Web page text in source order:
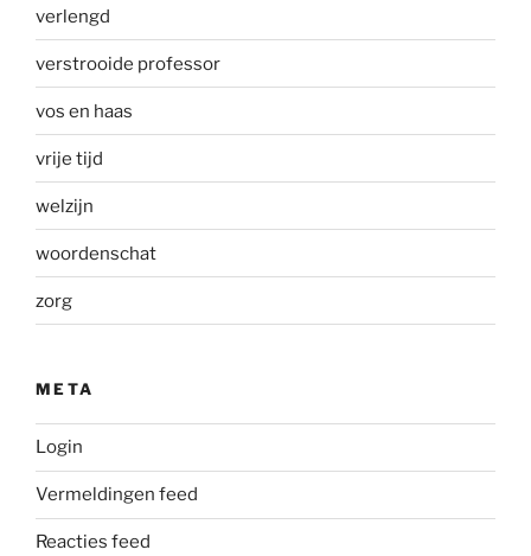
verlengd
verstrooide professor
vos en haas
vrije tijd
welzijn
woordenschat
zorg
META
Login
Vermeldingen feed
Reacties feed